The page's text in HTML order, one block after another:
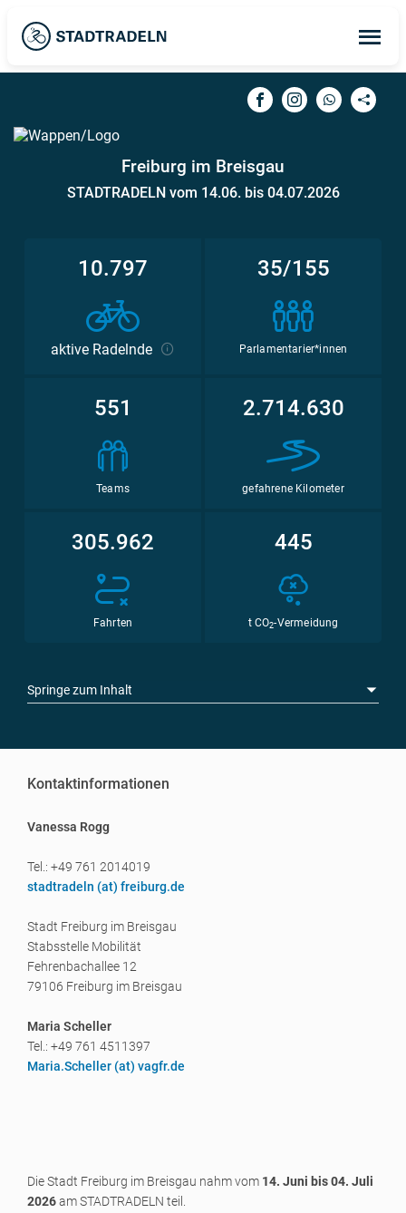
Freiburg im Breisgau
STADTRADELN vom 14.06. bis 04.07.2026
10.797
aktive Radelnde
35/155
Parlamentarier*innen
551
Teams
2.714.630
gefahrene Kilometer
305.962
Fahrten
445
t CO2-Vermeidung
Springe zum Inhalt
Kontaktinformationen
Vanessa Rogg
Tel.: +49 761 2014019
stadtradeln (at) freiburg.de
Stadt Freiburg im Breisgau
Stabsstelle Mobilität
Fehrenbachallee 12
79106 Freiburg im Breisgau
Maria Scheller
Tel.: +49 761 4511397
Maria.Scheller (at) vagfr.de
Die Stadt Freiburg im Breisgau nahm vom 14. Juni bis 04. Juli
2026am STADTRADELN teil.